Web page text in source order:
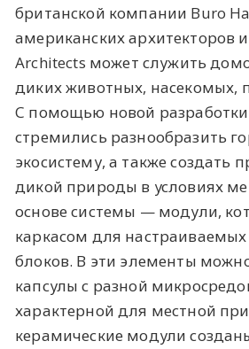
британской компании Buro
американских архитекторов
Architects может служить
диких животных, насекомых,
С помощью новой
стремились разнообразить
экосистему, а также создать
дикой природы в условиях
основе системы — модули,
каркасом для
блоков. В эти элементы
капсулы с разной
характерной для местной
керамические модули